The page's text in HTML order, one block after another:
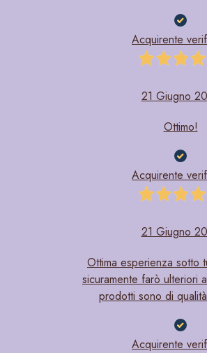
Allow selection
Reject all
Acquirente
21 Giugno
Ottimo!
Acquirente
21 Giugno
Ottima esperienza sotto
sicuramente farò ulteriori
prodotti sono di
Acquirente